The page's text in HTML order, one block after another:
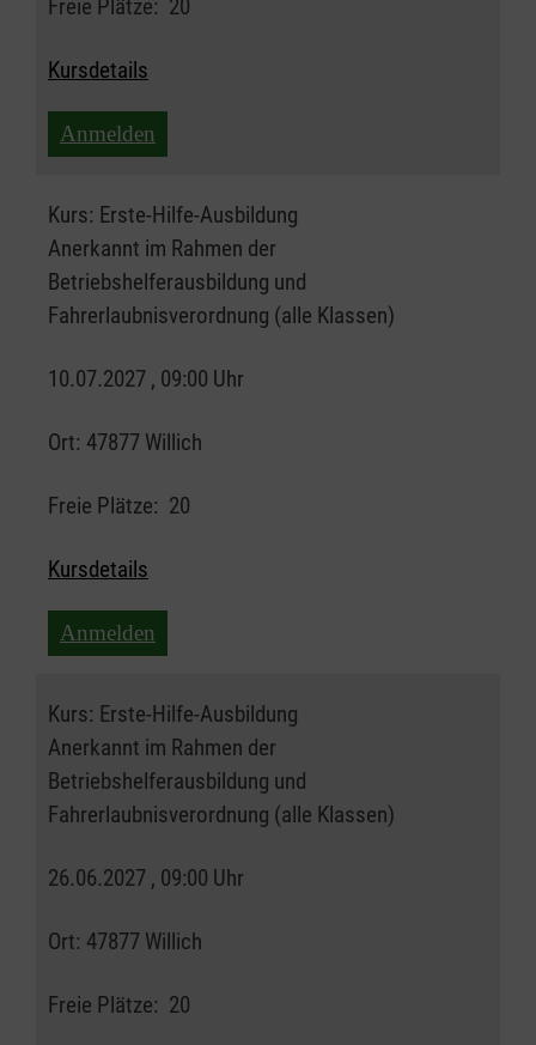
Freie Plätze: 20
Kursdetails
Anmelden
Kurs: Erste-Hilfe-Ausbildung
Anerkannt im Rahmen der
Betriebshelferausbildung und
Fahrerlaubnisverordnung (alle Klassen)
10.07.2027 , 09:00 Uhr
Ort: 47877 Willich
Freie Plätze: 20
Kursdetails
Anmelden
Kurs: Erste-Hilfe-Ausbildung
Anerkannt im Rahmen der
Betriebshelferausbildung und
Fahrerlaubnisverordnung (alle Klassen)
26.06.2027 , 09:00 Uhr
Ort: 47877 Willich
Freie Plätze: 20